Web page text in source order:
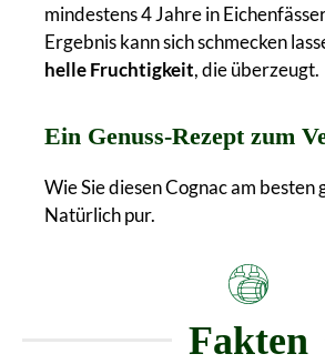
mindestens 4 Jahre in
Ergebnis kann sich schmecken
helle Fruchtigkeit, die überzeugt.
Ein Genuss-Rezept zum
Wie Sie diesen Cognac am besten
Natürlich pur.
Fakten